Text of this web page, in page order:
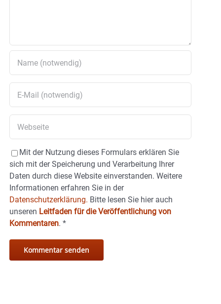
Mit der Nutzung dieses Formulars erklären Sie
sich mit der Speicherung und Verarbeitung Ihrer
Daten durch diese Website einverstanden. Weitere
Informationen erfahren Sie in der
Datenschutzerklärung. Bitte lesen Sie hier auch
unseren Leitfaden für die Veröffentlichung von
Kommentaren. *